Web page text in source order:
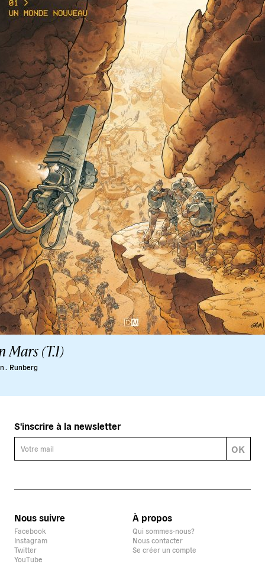
Mars (T.1)
. Runberg
Nous suivre
Facebook
Instagram
Twitter
YouTube
À propos
Qui sommes-nous?
Nous contacter
Se créer un compte
S'inscrire à la newsletter
OK